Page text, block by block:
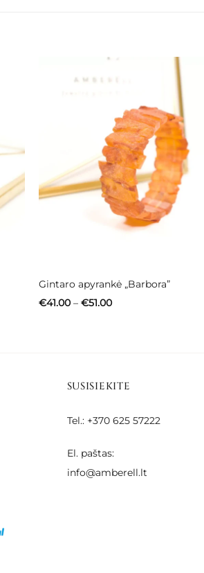
Gintaro apyrankė „Barbora”
€41.00 – €51.00Price
SUSISIEKITE
Tel.: +370 625 57222
El. paštas:
info@amberell.lt